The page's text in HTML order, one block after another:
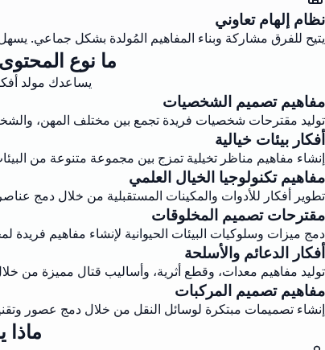
نظام إلهام تعاوني
يتيح للفرق مشاركة وبناء المفاهيم المُولدة بشكل جماعي.
ما نوع
يساعدك مولد
مفاهيم تصميم الشخصيات
توليد مقترحات شخصيات فريدة تجمع بين مختلف المهن،
أفكار بيئات خيالية
إنشاء مفاهيم مناظر تخيلية تمزج بين مجموعة متنوعة من
مفاهيم تكنولوجيا الخيال العلمي
تطوير أفكار للأدوات والمكينات المستقبلية من خلال دمج
مقترحات تصميم المخلوقات
دمج ميزات وسلوكيات البيئات الحيوانية لإنشاء مفاهيم فريدة
أفكار الدعائم والأسلحة
توليد مفاهيم معدات، وقطع أثرية، وأساليب قتال مميزة من
مفاهيم تصميم المركبات
إنشاء تصميمات مبتكرة لوسائل النقل من خلال دمج عصور